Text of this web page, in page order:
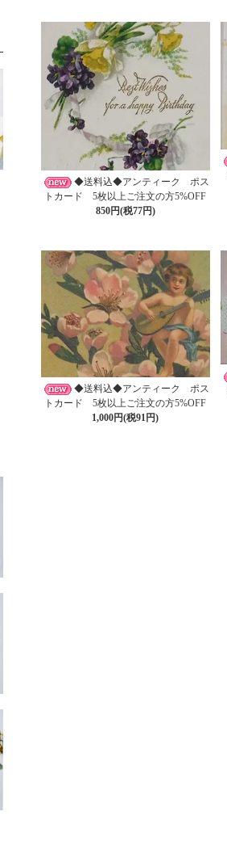
◆送料込◆アンティーク ポス
トカード 5枚以上ご注文の方5%OFF
850円(税77円)
◆送料込◆アンティーク ポス
トカード 5枚以上ご注文の方5%OFF
1,000円(税91円)